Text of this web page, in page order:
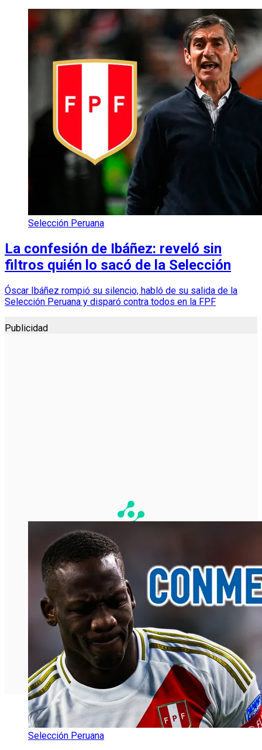
Selección Peruana
La confesión de Ibáñez: reveló sin
filtros quién lo sacó de la Selección
Óscar Ibáñez rompió su silencio, habló de su salida de la
Selección Peruana y disparó contra todos en la FPF
Publicidad
Selección Peruana